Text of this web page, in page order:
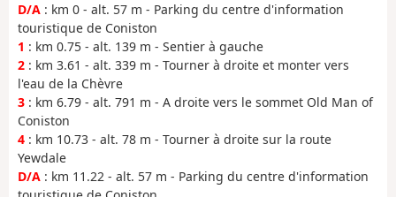
D/A : km 0 - alt. 57 m - Parking du centre d'information
touristique de Coniston
1 : km 0.75 - alt. 139 m - Sentier à gauche
2 : km 3.61 - alt. 339 m - Tourner à droite et monter vers
l'eau de la Chèvre
3 : km 6.79 - alt. 791 m - A droite vers le sommet Old Man of
Coniston
4 : km 10.73 - alt. 78 m - Tourner à droite sur la route
Yewdale
D/A : km 11.22 - alt. 57 m - Parking du centre d'information